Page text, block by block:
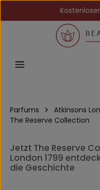
Zum Hauptinhalt springen
Parfums
Atkinsons
The Reserve Collection
Jetzt The Reserve
London 1799
die Geschichte